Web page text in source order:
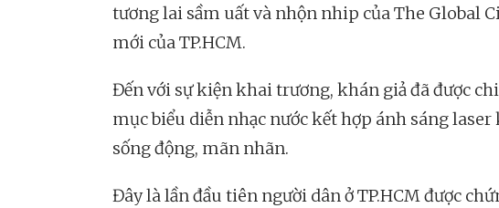
tương lai sầm uất và nhộn nhip của The Global
mới của TP.HCM.
Đến với sự kiện khai trương, khán giả đã được
mục biểu diễn nhạc nước kết hợp ánh sáng laser
sống động, mãn nhãn.
Đây là lần đầu tiên người dân ở TP.HCM được